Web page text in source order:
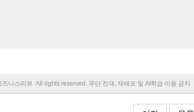
니스리뷰. All rights reserved. 무단 전재, 재배포 및 AI학습 이용 금지